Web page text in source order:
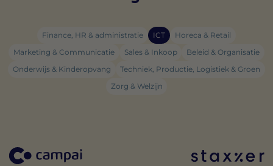
Finance, HR & administratie ICT
Horeca & Retail
Marketing & Communicatie
Sales & Inkoop
Beleid & Organisatie
Onderwijs & Kinderopvang
Techniek, Productie, Logistiek & Groen
Zorg & Welzijn